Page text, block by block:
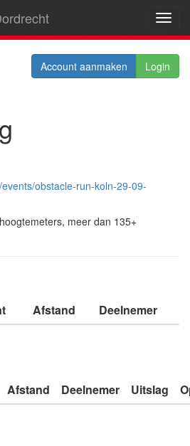
Account aanmaken Login
obstacle-run-koln-29-09-
meer dan 135+
Afstand Deelnemer
Afstand Deelnemer Uitslag